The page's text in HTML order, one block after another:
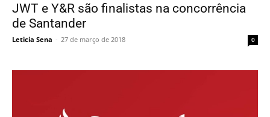
JWT e Y&R são finalistas na concorrência
de Santander
Leticia Sena - 27 de março de 2018 0